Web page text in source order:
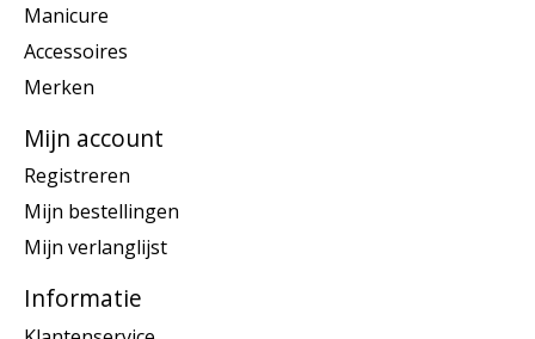
Manicure
Accessoires
Merken
Mijn account
Registreren
Mijn bestellingen
Mijn verlanglijst
Informatie